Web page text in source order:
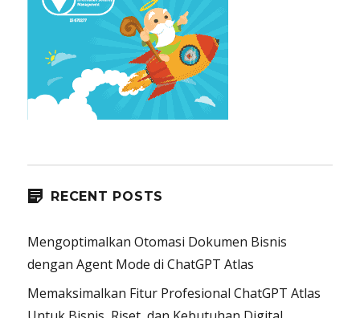
RECENT POSTS
Mengoptimalkan Otomasi Dokumen Bisnis
dengan Agent Mode di ChatGPT Atlas
Memaksimalkan Fitur Profesional ChatGPT Atlas